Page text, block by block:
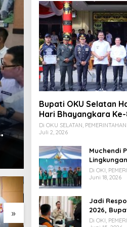
OKU SELATAN
Bupati
Verifikasi
Agustus 6, 2026
»
Bupati OKU Selatan
Hari Bhayangkara
Di OKU SELATAN, PEMERINTAHAN
Juli 2, 2026
Muchendi
dan
Royong
Di OKI,
Juni 18, 2026
Jadi
2026,
Ajak
Di OKI,